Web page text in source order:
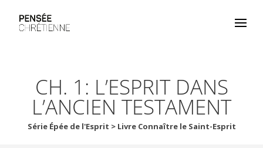
CH. 1: L’ESPRIT DANS
L’ANCIEN TESTAMENT
Série Épée de l'Esprit > Livre Connaître le Saint-Esprit